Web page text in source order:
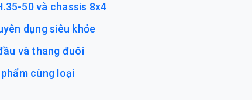
50 và chassis 8x4
dụng siêu khỏe
và thang đuôi
cùng loại